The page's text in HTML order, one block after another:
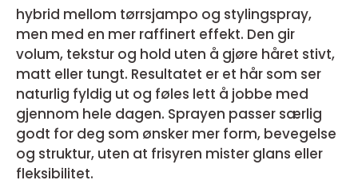
hybrid mellom tørrsjampo og stylingspray,
men med en mer raffinert effekt. Den gir
volum, tekstur og hold uten å gjøre håret stivt,
matt eller tungt. Resultatet er et hår som ser
naturlig fyldig ut og føles lett å jobbe med
gjennom hele dagen. Sprayen passer særlig
godt for deg som ønsker mer form, bevegelse
og struktur, uten at frisyren mister glans eller
fleksibilitet.